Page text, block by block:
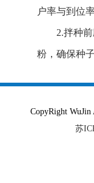
户率与到位率
2.拌种
粉，确保种
CopyRight
苏